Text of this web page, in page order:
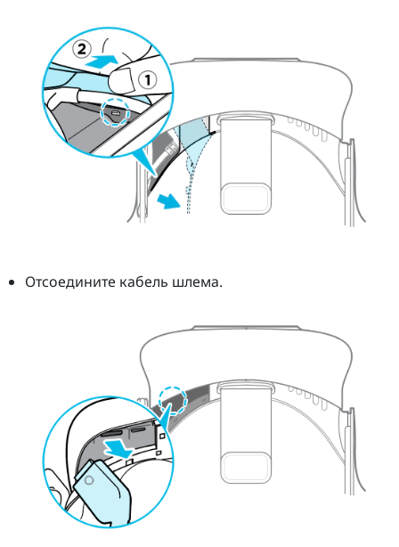
Отсоедините кабель шлема.